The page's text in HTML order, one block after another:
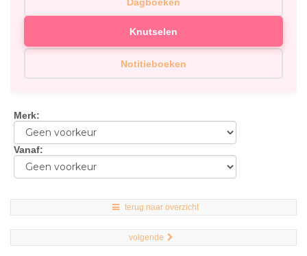
Knutselen
Notitieboeken
Merk:
Vanaf:
terug naar overzicht
volgende